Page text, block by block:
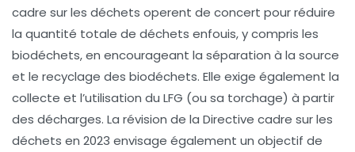
cadre sur les déchets operent de concert pour réduire
la quantité totale de déchets enfouis, y compris les
biodéchets, en encourageant la séparation à la source
et le recyclage des biodéchets. Elle exige également la
collecte et l’utilisation du LFG (ou sa torchage) à partir
des décharges. La révision de la Directive cadre sur les
déchets en 2023 envisage également un objectif de